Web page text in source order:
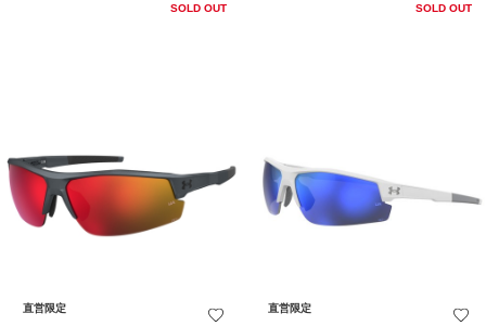
SOLD OUT SOLD OUT
直営限定 直営限定